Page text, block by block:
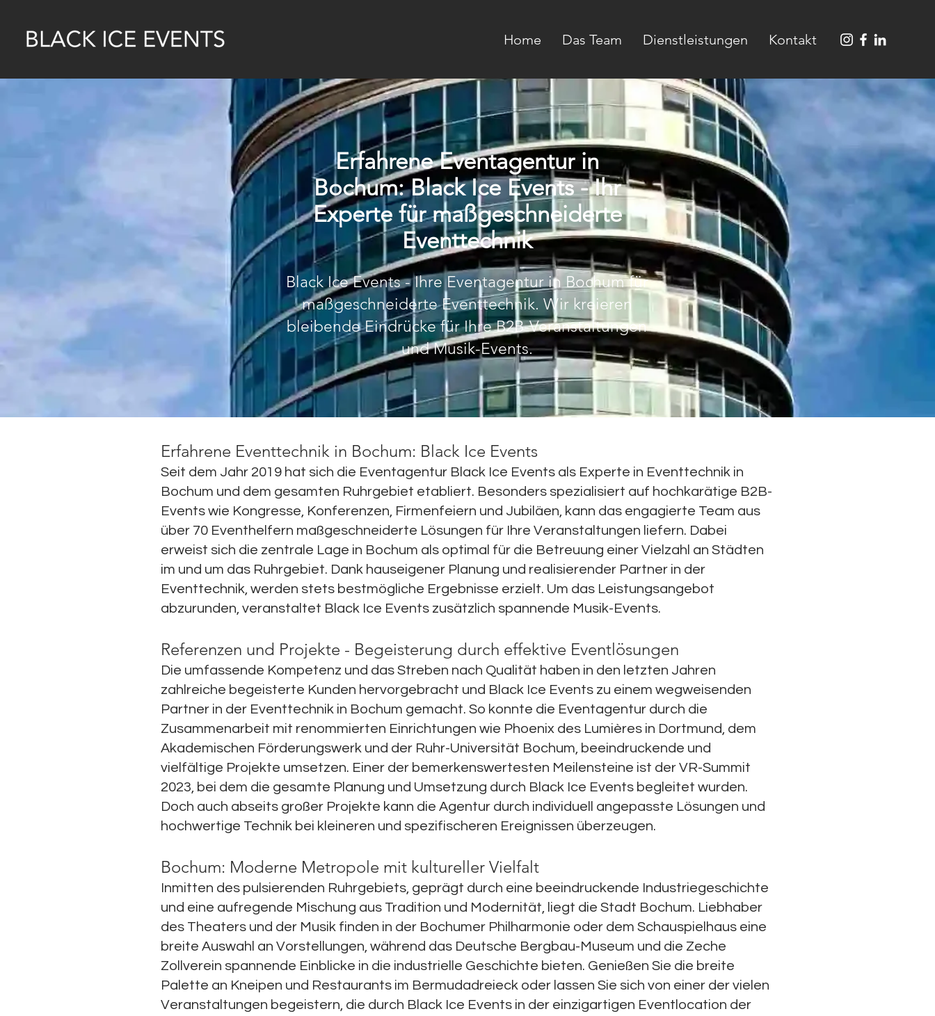
Home Das Team Dienstleistungen Kontakt
Erfahrene Eventagentur in
Bochum: Black Ice Events - Ihr
Experte für maßgeschneiderte
Eventtechnik
Black Ice Events - Ihre Eventagentur in Bochum für
maßgeschneiderte Eventtechnik. Wir kreieren
bleibende Eindrücke für Ihre B2B-Veranstaltungen
und Musik-Events.
Erfahrene Eventtechnik in Bochum: Black Ice Events
Seit dem Jahr 2019 hat sich die Eventagentur Black Ice Events als Experte in Eventtechnik in
Bochum und dem gesamten Ruhrgebiet etabliert. Besonders spezialisiert auf hochkarätige B2B-
Events wie Kongresse, Konferenzen, Firmenfeiern und Jubiläen, kann das engagierte Team aus
über 70 Eventhelfern maßgeschneiderte Lösungen für Ihre Veranstaltungen liefern. Dabei
erweist sich die zentrale Lage in Bochum als optimal für die Betreuung einer Vielzahl an Städten
im und um das Ruhrgebiet. Dank hauseigener Planung und realisierender Partner in der
Eventtechnik, werden stets bestmögliche Ergebnisse erzielt. Um das Leistungsangebot
abzurunden, veranstaltet Black Ice Events zusätzlich spannende Musik-Events.
Referenzen und Projekte - Begeisterung durch effektive Eventlösungen
Die umfassende Kompetenz und das Streben nach Qualität haben in den letzten Jahren
zahlreiche begeisterte Kunden hervorgebracht und Black Ice Events zu einem wegweisenden
Partner in der Eventtechnik in Bochum gemacht. So konnte die Eventagentur durch die
Zusammenarbeit mit renommierten Einrichtungen wie Phoenix des Lumières in Dortmund, dem
Akademischen Förderungswerk und der Ruhr-Universität Bochum, beeindruckende und
vielfältige Projekte umsetzen. Einer der bemerkenswertesten Meilensteine ist der VR-Summit
2023, bei dem die gesamte Planung und Umsetzung durch Black Ice Events begleitet wurden.
Doch auch abseits großer Projekte kann die Agentur durch individuell angepasste Lösungen und
hochwertige Technik bei kleineren und spezifischeren Ereignissen überzeugen.
Bochum: Moderne Metropole mit kultureller Vielfalt
Inmitten des pulsierenden Ruhrgebiets, geprägt durch eine beeindruckende Industriegeschichte
und eine aufregende Mischung aus Tradition und Modernität, liegt die Stadt Bochum. Liebhaber
des Theaters und der Musik finden in der Bochumer Philharmonie oder dem Schauspielhaus eine
breite Auswahl an Vorstellungen, während das Deutsche Bergbau-Museum und die Zeche
Zollverein spannende Einblicke in die industrielle Geschichte bieten. Genießen Sie die breite
Palette an Kneipen und Restaurants im Bermudadreieck oder lassen Sie sich von einer der vielen
Veranstaltungen begeistern, die durch Black Ice Events in der einzigartigen Eventlocation der